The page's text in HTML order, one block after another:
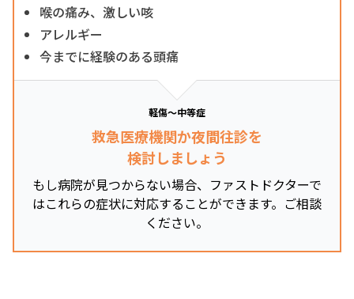
喉の痛み、激しい咳
アレルギー
今までに経験のある頭痛
軽傷～中等症
救急医療機関か夜間往診を
検討しましょう
もし病院が見つからない場合、ファストドクターで
はこれらの症状に対応することができます。ご相談
ください。